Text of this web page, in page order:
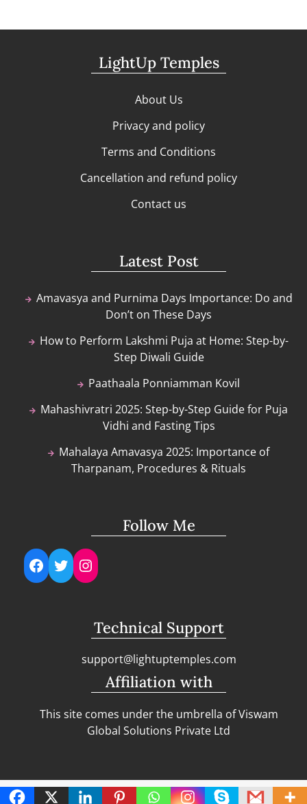
LightUp Temples
About Us
Privacy and policy
Terms and Conditions
Cancellation and refund policy
Contact us
Latest Post
Amavasya and Purnima Days Importance: Do and
Don’t on These Days
How to Perform Lakshmi Puja at Home: Step-by-
Step Diwali Guide
Paathaala Ponniamman Kovil
Mahashivratri 2025: Step-by-Step Guide for Puja
Vidhi and Fasting Tips
Mahalaya Amavasya 2025: Importance of
Tharpanam, Procedures & Rituals
Follow Me
Facebook
TwitterInstagram
Technical Support
support@lightuptemples.com
Affiliation with
This site comes under the umbrella of Viswam
Global Solutions Private Ltd